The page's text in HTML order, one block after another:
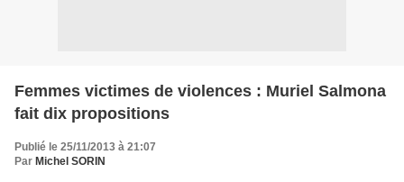
Femmes victimes de violences : Muriel Salmona
fait dix propositions
Publié le 25/11/2013 à 21:07
Par Michel SORIN